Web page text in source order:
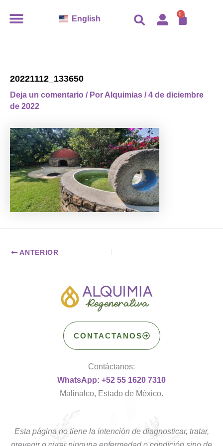
English 0
20221112_133650
Deja un comentario / Por Alquimias /4 de diciembre
de 2022
ANTERIOR
CONTACTANOS
Contáctanos:
WhatsApp: +52 55 1620 7310
Malinalco, Estado de México.
Esta página no tiene la intención de diagnosticar, tratar,